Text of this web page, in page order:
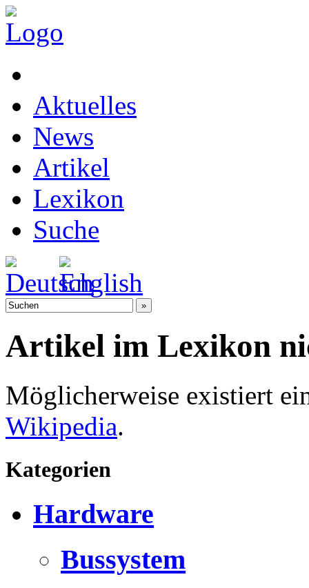
Aktuelles
News
Artikel
Lexikon
Suche
Artikel im Lexikon
Möglicherweise existiert
Wikipedia.
Kategorien
Hardware
Bussystem